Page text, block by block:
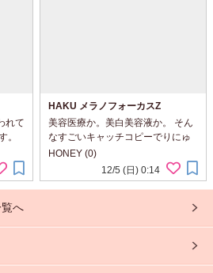
れて
。
出
の
HAKU メラノフォーカスZ
美容医療か。美白美容液か。 そん
なすごいキャッチコピーでりにゅ
ーあるしたHAKUの新メラノフォ
ーカスZは、美容医療で改善しにく
いシミが異常血管によるものであ
HONEY (0)
12/5 (日) 0:14
へ